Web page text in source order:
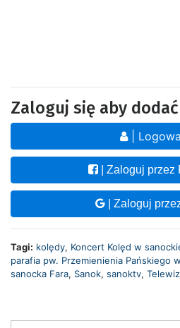
Zaloguj się aby
|
| Zaloguj przez
| Zaloguj
Tagi: kolędy, Koncert Kolęd w
parafia pw. Przemienienia Pańskiego
sanocka Fara, Sanok, sanoktv,